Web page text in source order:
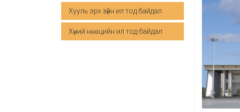
Хууль эрх зүйн ил тод байдал
Хүний нөөцийн ил тод байдал